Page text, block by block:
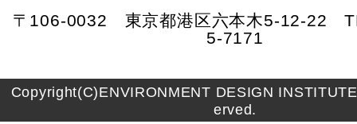
〒106-0032 東京都港区六本木5-12-22
5-7171
Copyright(C)ENVIRONMENT DESIGN
erved.